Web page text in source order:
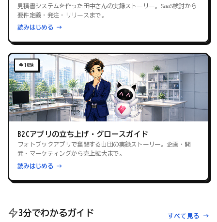
見積書システムを作った田中さんの実録ストーリー。SaaS検討から
要件定義・発注・リリースまで。
読みはじめる →
全10話
B2Cアプリの立ち上げ・グロースガイド
フォトブックアプリで奮闘する山田の実録ストーリー。企画・開
発・マーケティングから売上拡大まで。
読みはじめる →
3分でわかるガイド すべて見る →